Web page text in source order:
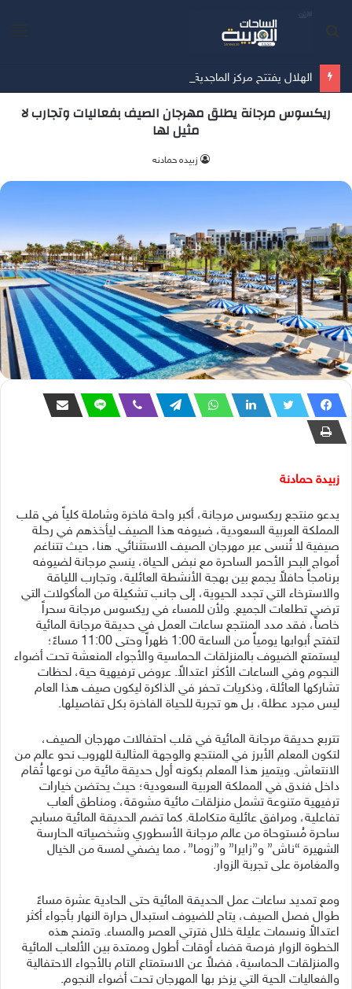
الهلال يفتتح مركز الماجدية الرياضي.. مقرًا جديدًا للفريق الأول
ريكسوس مرجانة يطلق مهرجان الصيف بفعاليات وتجارب لا
مثيل لها
زبيده حمادنه
زبيدة حمادنة
يدعو منتجع ريكسوس مرجانة، أكبر واحة فاخرة وشاملة كلياً في قلب
المملكة العربية السعودية، ضيوفه هذا الصيف ليأخذهم في رحلة
صيفية لا تُنسى عبر مهرجان الصيف الاستثنائي. هنا، حيث تتناغم
أمواج البحر الأحمر الساحرة مع نبض الحياة، ينسج مرجانة لضيوفه
برنامجاً حافلاً يجمع بين بهجة الأنشطة العائلية، وتجارب اللياقة
والاسترخاء التي تجدد الحيوية، إلى جانب تشكيلة من المأكولات التي
ترضي تطلعات الجميع. ولأن للمساء في ريكسوس مرجانة سحراً
خاصاً، فقد مدد المنتجع ساعات العمل في حديقة مرجانة المائية
لتفتح أبوابها يومياً من الساعة 1:00 ظهراً وحتى 11:00 مساءً؛
ليستمتع الضيوف بالمنزلقات الحماسية والأجواء المنعشة تحت أضواء
النجوم وفي الساعات الأكثر اعتدالاً. عروض ترفيهية حية، لحظات
تشاركها العائلة، وذكريات تحفر في الذاكرة ليكون صيف هذا العام
ليس مجرد عطلة، بل هو تجربة للحياة الفاخرة بكل تفاصيلها.
تتربع حديقة مرجانة المائية في قلب احتفالات مهرجان الصيف،
لتكون المعلم الأبرز في المنتجع والوجهة المثالية للهروب نحو عالم من
الانتعاش. ويتميز هذا المعلم بكونه أول حديقة مائية من نوعها تُقام
داخل فندق في المملكة العربية السعودية؛ حيث يحتضن خيارات
ترفيهية متنوعة تشمل منزلقات مائية مشوقة، ومناطق ألعاب
تفاعلية، ومرافق عائلية متكاملة. كما تضم الحديقة المائية مسابح
ساحرة مُستوحاة من عالم مرجانة الأسطوري وشخصياته الحارسة
الشهيرة “ناش” و”زايرا” و”زوما”، مما يضفي لمسة من الخيال
والمغامرة على تجربة الزوار.
ومع تمديد ساعات عمل الحديقة المائية حتى الحادية عشرة مساءً
طوال فصل الصيف، يتاح للضيوف استبدال حرارة النهار بأجواء أكثر
اعتدالاً ونسمات عليلة خلال فترتي العصر والمساء. وتمنح هذه
الخطوة الزوار فرصة قضاء أوقات أطول وممتدة بين الألعاب المائية
والمنزلقات الحماسية، فضلاً عن الاستمتاع التام بالأجواء الاحتفالية
والفعاليات الحية التي يزخر بها المهرجان تحت أضواء النجوم.